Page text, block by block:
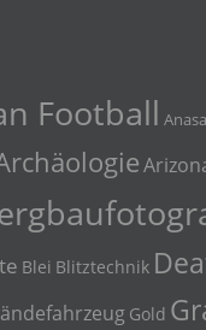
Football
Blei Blitztechnik
Gold